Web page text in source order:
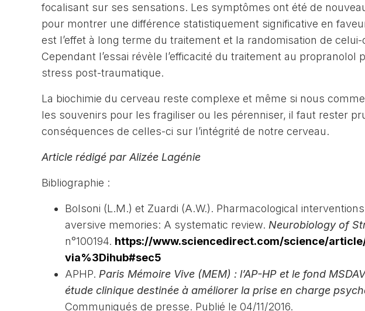
focalisant sur ses sensations. Les symptômes ont été de
pour montrer une différence statistiquement significative en
est l’effet à long terme du traitement et la randomisation de
Cependant l’essai révèle l’efficacité du traitement au
stress post-traumatique.
La biochimie du cerveau reste complexe et même si nous
les souvenirs pour les fragiliser ou les pérenniser, il faut rester
conséquences de celles-ci sur l’intégrité de notre cerveau.
Article rédigé par Alizée Lagénie
Bibliographie :
Bolsoni (L.M.) et Zuardi (A.W.). Pharmacological
aversive memories: A systematic review. Neurobiology of
n°100194. https://www.sciencedirect.com/science/
via%3Dihub#sec5
APHP. Paris Mémoire Vive (MEM) : l’AP-HP et le fond
étude clinique destinée à améliorer la prise en charge
Communiqués de presse. Publié le 04/11/2016.